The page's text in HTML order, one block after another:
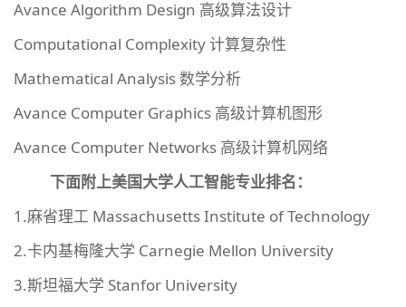
Avance Algorithm Design 高级算法设计
Computational Complexity 计算复杂性
Mathematical Analysis 数学分析
Avance Computer Graphics 高级计算机图形
Avance Computer Networks 高级计算机网络
下面附上美国大学人工智能专业排名：
1.麻省理工 Massachusetts Institute of Technology
2.卡内基梅隆大学 Carnegie Mellon University
3.斯坦福大学 Stanfor University